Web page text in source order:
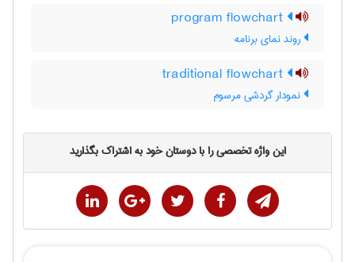
روند نمای برنامه
نمودار گردشی مرسوم
این واژه تخصصی را با دوستان خود به اشتراک بگذارید